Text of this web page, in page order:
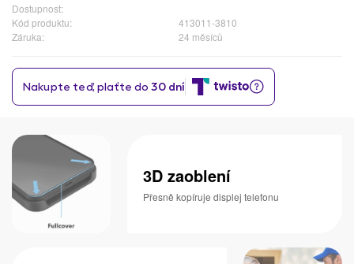
Dostupnost:
Kód produktu:
413011-3810
Záruka:
24 měsíců
3D zaoblení
Přesně kopíruje displej telefonu